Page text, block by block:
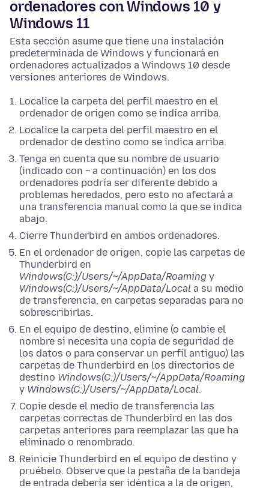
ordenadores con Windows 10 y
Windows 11
Esta sección asume que tiene una instalación
predeterminada de Windows y funcionará en
ordenadores actualizados a Windows 10 desde
versiones anteriores de Windows.
Localice la carpeta del perfil maestro en el
ordenador de origen como se indica arriba.
Localice la carpeta del perfil maestro en el
ordenador de destino como se indica arriba.
Tenga en cuenta que su nombre de usuario
(indicado con ~ a continuación) en los dos
ordenadores podría ser diferente debido a
problemas heredados, pero esto no afectará a
una transferencia manual como la que se indica
abajo.
Cierre Thunderbird en ambos ordenadores.
En el ordenador de origen, copie las carpetas de
Thunderbird en
Windows(C:)/Users/~/AppData/Roaming y
Windows(C:)/Users/~/AppData/Local a su medio
de transferencia, en carpetas separadas para no
sobrescribirlas.
En el equipo de destino, elimine (o cambie el
nombre si necesita una copia de seguridad de
los datos o para conservar un perfil antiguo) las
carpetas de Thunderbird en los directorios de
destino Windows(C:)/Users/~/AppData/Roaming
y Windows(C:)/Users/~/AppData/Local.
Copie desde el medio de transferencia las
carpetas correctas de Thunderbird en las dos
carpetas anteriores para reemplazar las que ha
eliminado o renombrado.
Reinicie Thunderbird en el equipo de destino y
pruébelo. Observe que la pestaña de la bandeja
de entrada debería ser idéntica a la de origen,